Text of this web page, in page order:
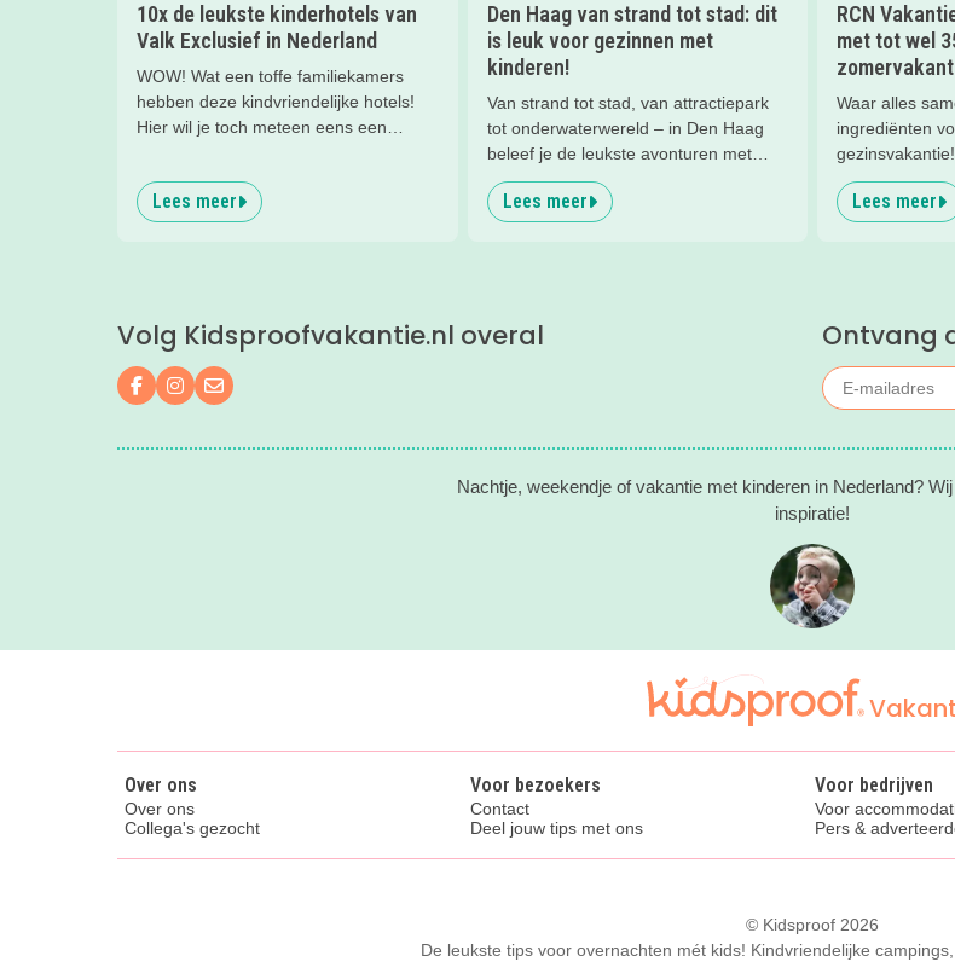
10x de leukste kinderhotels van
Valk Exclusief in Nederland
WOW! Wat een toffe familiekamers
hebben deze kindvriendelijke hotels!
Hier wil je toch meteen eens een
kinderhotels van Valk Exclusief en boek
een heerlijk nachtje weg met je
kind(eren).
Lees meer
Den Haag van strand tot stad: dit
is leuk voor gezinnen met
kinderen!
Van strand tot stad, van attractiepark
tot onderwaterwereld – in Den Haag
beleef je de leukste avonturen met
kinderen. En tussendoor? Even
ontspannen met een lekkere lunch op
Lees meer
RCN
met tot wel
Waar alles
ingrediënten
gezinsvakantie!
Lees meer
Volg Kidsproofvakantie.nl overal
Volg ons op Facebook
Volg ons op Instagram
Mail ons
Ontvang
Nachtje, weekendje of vakantie met kinderen in Nederland?
inspiratie!
Over ons
Over ons
Collega's gezocht
Voor bezoekers
Contact
Deel jouw tips met ons
Voor bedrijven
Voor
Pers &
© Kidsproof 2026
De leukste tips voor overnachten mét kids! Kindvriendelijke